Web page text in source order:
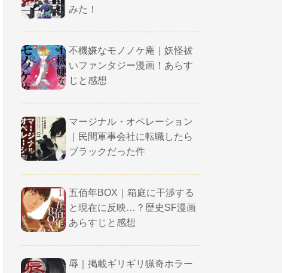
みた！
不機嫌なモノノケ庵｜妖怪祓
いファンタジー漫画！あらす
じと感想
マージナル・オペレーション
｜民間軍事会社に転職したら
ブラックだった件
五佰年BOX｜箱庭に干渉する
と現在に反映…？歴史SF漫画
あらすじと感想
辱｜掲載ギリギリ猟奇ホラー